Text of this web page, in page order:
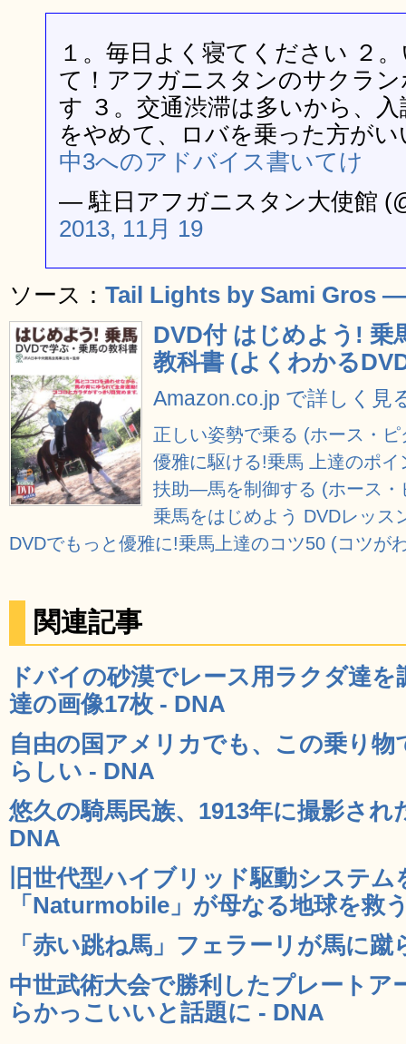
１。毎日よく寝てください ２
て！アフガニスタンのサクラ
す ３。交通渋滞は多いから、
をやめて、ロバを乗った方が
中3へのアドバイス書いてけ
— 駐日アフガニスタン大使館
2013, 11月 19
ソース： Tail Lights by Sami Gros
DVD付 はじめよう!
教科書 (よくわかる
Amazon.co.jp で詳しく見
正しい姿勢で乗る (ホース・
優雅に駆ける!乗馬 上達のポ
扶助―馬を制御する (ホース・
乗馬をはじめよう DVDレッス
DVDでもっと優雅に!乗馬上達のコツ50 (コツが
関連記事
ドバイの砂漠でレース用ラクダ達
達の画像17枚 - DNA
自由の国アメリカでも、この乗り
らしい - DNA
悠久の騎馬民族、1913年に撮影さ
DNA
旧世代型ハイブリッド駆動システム
「Naturmobile」が母なる地球を救
「赤い跳ね馬」フェラーリが馬に
中世武術大会で勝利したプレートア
らかっこいいと話題に - DNA